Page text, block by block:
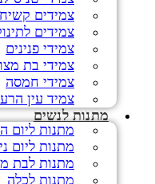
צמידים
צמידים
צמידי פנינים
צמידי בת
צמידי חמסה
צמיד עין הרע
מתנות לנשים
מתנות ליום
מתנות ליום
מתנות לבת
מתנות לכלה